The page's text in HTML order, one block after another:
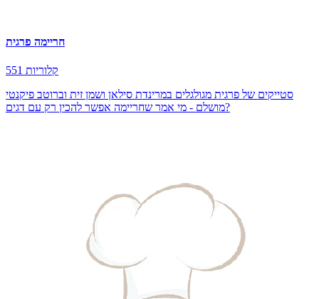
חריימה פרגית
551 קלוריות
סטייקים של פרגית מגולגלים במרינדת סילאן ושמן זית וברוטב פיקנטי
מושלם - מי אמר שחריימה אפשר להכין רק עם דגים?